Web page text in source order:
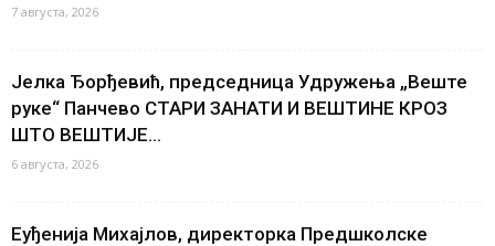
7 августа, 2026
Јелка Ђорђевић, председница Удружења „Веште
руке“ Панчево СТАРИ ЗАНАТИ И ВЕШТИНЕ КРОЗ
ШТО ВЕШТИЈЕ...
6 августа, 2026
Еуђенија Михајлов, директорка Предшколске